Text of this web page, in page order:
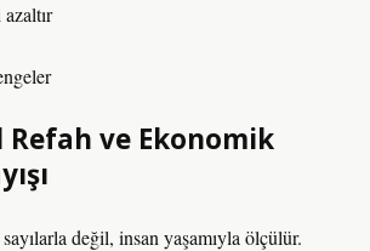
Refah ve Ekonomik
değil, insan yaşamıyla ölçülür.